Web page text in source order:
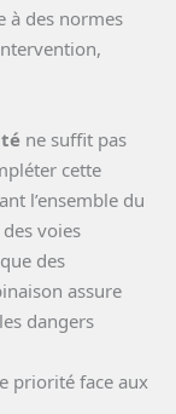
à des normes
ne suffit pas
cette
l’ensemble du
voies
des
assure
dangers
priorité face aux